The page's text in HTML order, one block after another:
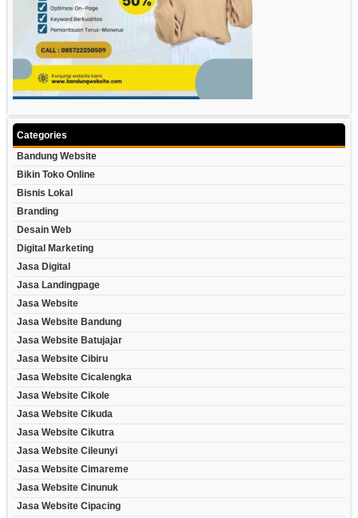
Categories
Bandung Website
Bikin Toko Online
Bisnis Lokal
Branding
Desain Web
Digital Marketing
Jasa Digital
Jasa Landingpage
Jasa Website
Jasa Website Bandung
Jasa Website Batujajar
Jasa Website Cibiru
Jasa Website Cicalengka
Jasa Website Cikole
Jasa Website Cikuda
Jasa Website Cikutra
Jasa Website Cileunyi
Jasa Website Cimareme
Jasa Website Cinunuk
Jasa Website Cipacing